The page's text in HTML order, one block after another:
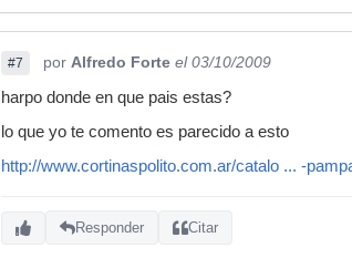
#7 por Alfredo Forte el 03/10/2009
harpo donde en que pais estas?
lo que yo te comento es parecido a esto
http://www.cortinaspolito.com.ar/catalo ... -
Responder Citar